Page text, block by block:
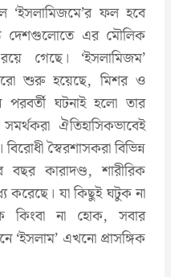
‘ইসলামিজমে’র ফল হবে
দেশগুলোতে এর মৌলিক
গেছে। ‘ইসলামিজম’
শুরু হয়েছে, মিশর ও
পরবর্তী ঘটনাই হলো তার
ঐতিহাসিকভাবেই
স্বৈরশাসকরা বিভিন্ন
কারাদণ্ড, শারীরিক
করেছে। যা কিছুই ঘটুক না
কিংবা না হোক, সবার
‘ইসলাম’ এখনো প্রাসঙ্গিক